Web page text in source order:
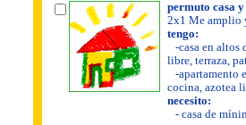
permuto casa y
2x1 Me amplio
tengo:
-casa en altos
libre, terraza,
-apartamento
cocina, azotea
necesito:
- casa de